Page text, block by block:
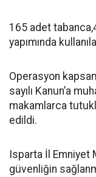
165 adet
yapımında
Operasyon
sayılı Kanun’a
makamlarca
edildi.
Isparta İl
güvenliğin